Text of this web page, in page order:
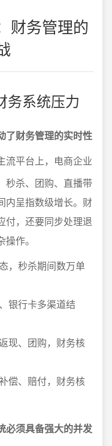
财务管理的
务系统压力
了财务管理的实时性
流平台上，电商企业
秒杀、团购、直播带
内呈指数级增长。财
付，还要同步处理退
作。
，秒杀期间数万单
银行卡多渠道结
现、团购，财务核
偿、赔付，财务核
必须具备强大的并发